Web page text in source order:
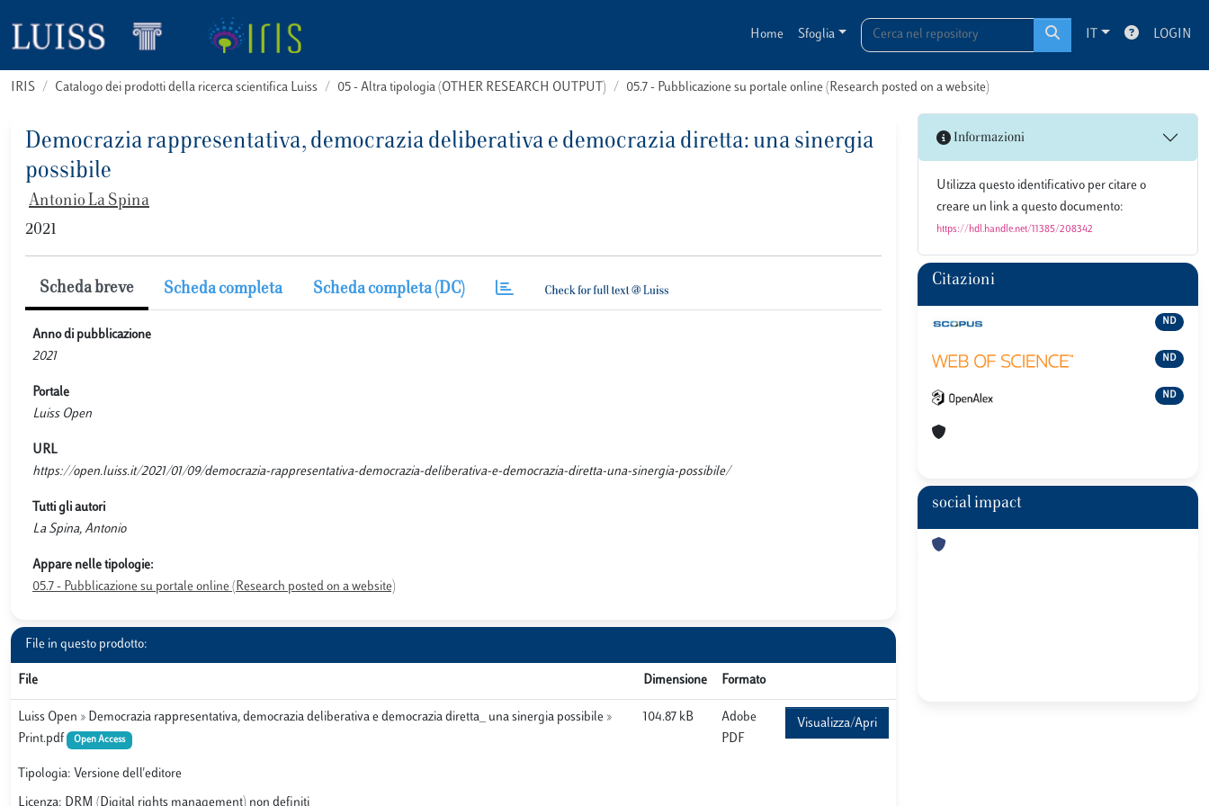
Home Sfoglia IT LOGIN
IRIS Catalogo dei prodotti della ricerca scientifica Luiss 05 - Altra tipologia (OTHER RESEARCH OUTPUT) 05.7 - Pubblicazione su portale online (Research posted on a website)
Democrazia rappresentativa, democrazia deliberativa e democrazia diretta: una sinergia
possibile
Antonio La Spina
2021
Scheda breve Scheda completa Scheda completa (DC)
Anno di pubblicazione
2021
Portale
Luiss Open
URL
https://open.luiss.it/2021/01/09/democrazia-rappresentativa-democrazia-deliberativa-e-democrazia-diretta-una-sinergia-possibile/
Tutti gli autori
La Spina, Antonio
Appare nelle tipologie:
05.7 - Pubblicazione su portale online (Research posted on a website)
File in questo prodotto:
File Dimensione Formato
Luiss Open » Democrazia rappresentativa, democrazia deliberativa e democrazia diretta_ una sinergia possibile »
Print.pdf
Open Access
Tipologia: Versione dell'editore
Licenza: DRM (Digital rights management) non definiti
104.87 kB
Adobe
PDF
Visualizza/Apri
Informazioni
Utilizza questo identificativo per citare o
creare un link a questo documento:
https://hdl.handle.net/11385/208342
Citazioni
ND
ND
ND
social impact